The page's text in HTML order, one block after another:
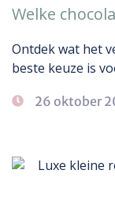
Welke
Ontdek wat het
beste keuze is
26 oktober